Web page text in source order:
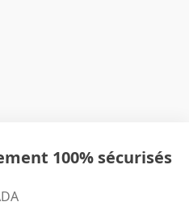
100% sécurisés